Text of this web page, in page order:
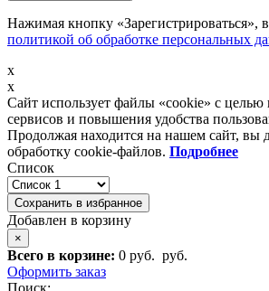
Нажимая кнопку «Зарегистрироваться»,
политикой об обработке персональных
x
x
Сайт использует файлы «cookie» с целью
сервисов и повышения удобства
Продолжая находится на нашем сайт, вы
обработку cookie-файлов. Подробнее
Список
Сохранить в избранное
Добавлен в корзину
×
Всего в корзине: 0 руб. руб.
Оформить заказ